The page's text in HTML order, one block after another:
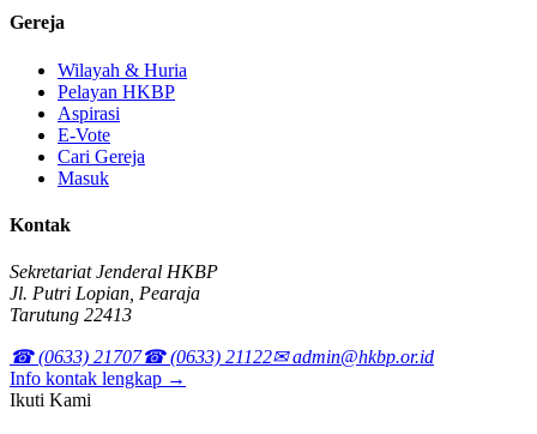
Gereja
Wilayah & Huria
Pelayan HKBP
Aspirasi
E-Vote
Cari Gereja
Masuk
Kontak
Sekretariat Jenderal HKBP
Jl. Putri Lopian, Pearaja
Tarutung 22413
☎ (0633) 21707☎ (0633) 21122✉ admin@hkbp.or.id
Info kontak lengkap →
Ikuti Kami